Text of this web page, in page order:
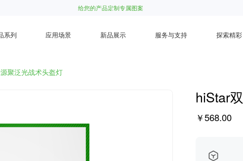
给您的产品定制专属图案
系列 应用场景 新品展示 服务与支持 探索精彩
聚泛光战术头盔灯
hiStar
￥568.00